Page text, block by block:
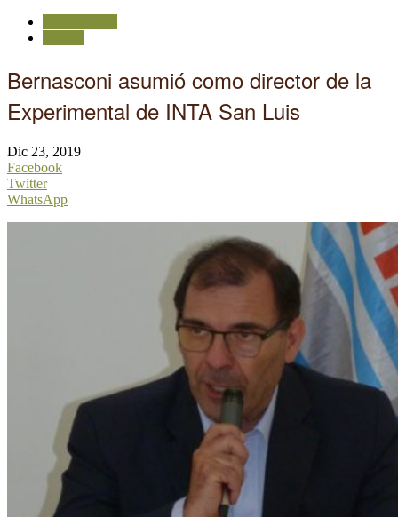
Bernasconi asumió como director de la
Experimental de INTA San Luis
Dic 23, 2019
Facebook
Twitter
WhatsApp